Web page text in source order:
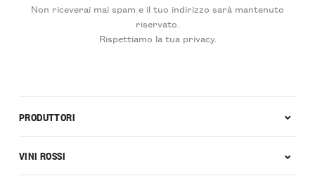
Non riceverai mai spam e il tuo indirizzo sarà mantenuto
riservato.
Rispettiamo la tua privacy.
PRODUTTORI
VINI ROSSI